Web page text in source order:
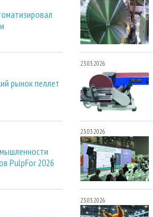
рынок пеллет
PulpFor 2026
23.03.2026
23.03.2026
23.03.2026